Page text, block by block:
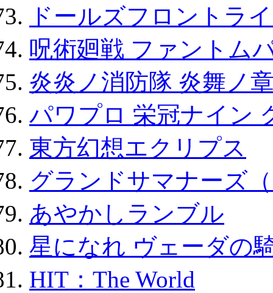
ドールズフロントラ
呪術廻戦 ファントム
炎炎ノ消防隊 炎舞ノ
パワプロ 栄冠ナイン
東方幻想エクリプス
グランドサマナーズ
あやかしランブル
星になれ ヴェーダの
HIT：The World